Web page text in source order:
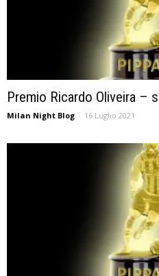
Premio Ricardo Oliveira –
Milan Night Blog - 16 Luglio 2021